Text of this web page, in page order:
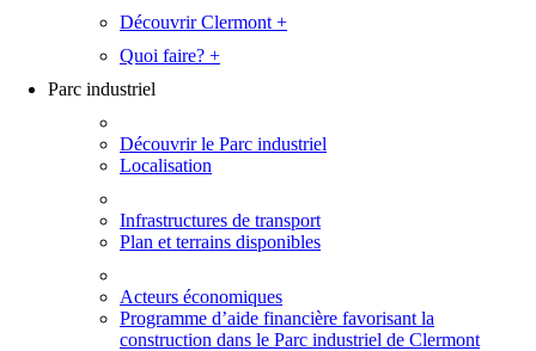
Découvrir Clermont +
Quoi faire? +
Parc industriel
Découvrir le Parc industriel
Localisation
Infrastructures de transport
Plan et terrains disponibles
Acteurs économiques
Programme d’aide financière favorisant la
construction dans le Parc industriel de Clermont